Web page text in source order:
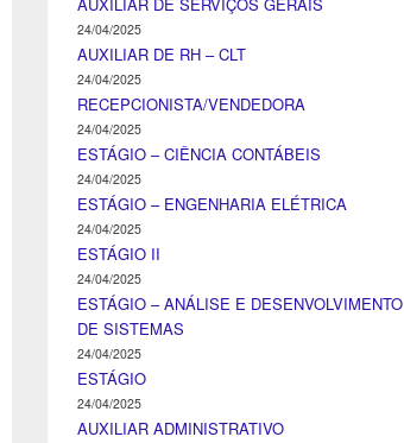
24/04/2025
AUXILIAR DE RH – CLT
24/04/2025
RECEPCIONISTA/VENDEDORA
24/04/2025
ESTÁGIO – CIÊNCIA CONTÁBEIS
24/04/2025
ESTÁGIO – ENGENHARIA ELÉTRICA
24/04/2025
ESTÁGIO II
24/04/2025
ESTÁGIO – ANÁLISE E DESENVOLVIMENTO
DE SISTEMAS
24/04/2025
ESTÁGIO
24/04/2025
AUXILIAR ADMINISTRATIVO